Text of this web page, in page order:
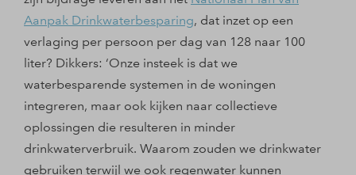
Aanpak Drinkwaterbesparing, dat inzet op een
verlaging per persoon per dag van 128 naar 100
liter? Dikkers: ‘Onze insteek is dat we
waterbesparende systemen in de woningen
integreren, maar ook kijken naar collectieve
oplossingen die resulteren in minder
drinkwaterverbruik. Waarom zouden we drinkwater
gebruiken terwijl we ook regenwater kunnen